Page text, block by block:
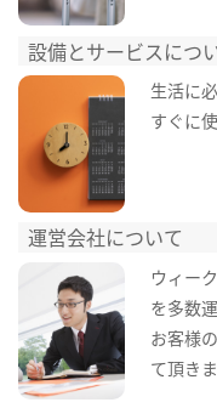
設備とサービスにつ
生活に
すぐに
運営会社について
ウィー
を多数
お客様
て頂きま